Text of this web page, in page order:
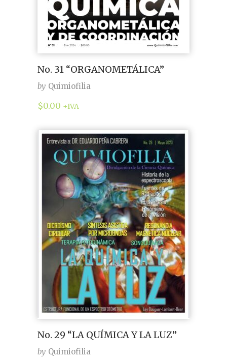
No. 31 “ORGANOMETÁLICA”
by Quimiofilia
$0.00 +IVA
No. 29 “LA QUÍMICA Y LA LUZ”
by Quimiofilia